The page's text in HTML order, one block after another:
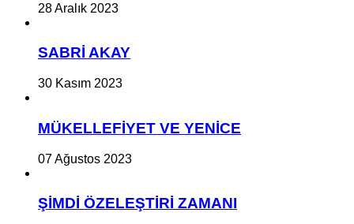
28 Aralık 2023
SABRİ AKAY
30 Kasım 2023
MÜKELLEFİYET VE YENİCE
07 Ağustos 2023
ŞİMDİ ÖZELEŞTİRİ ZAMANI